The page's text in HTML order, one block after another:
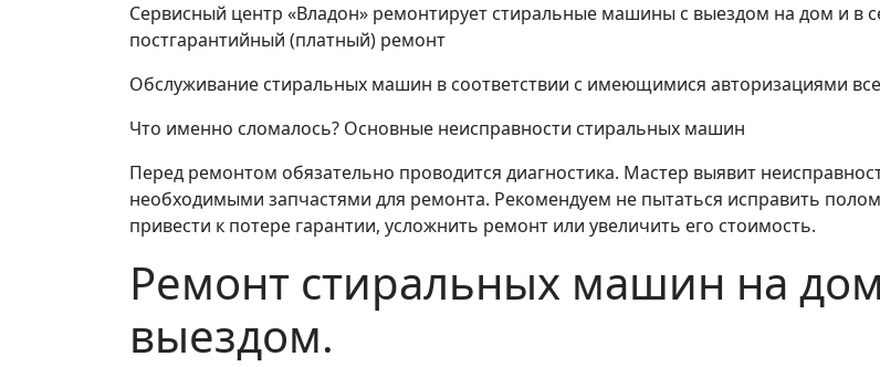
Сервисный центр «Владон» ремонтирует стиральные машины с выездом на дом и в
постгарантийный (платный) ремонт
Обслуживание стиральных машин в соответствии с имеющимися авторизациями
Что именно сломалось? Основные неисправности стиральных машин
Перед ремонтом обязательно проводится диагностика. Мастер выявит
необходимыми запчастями для ремонта. Рекомендуем не пытаться исправить
привести к потере гарантии, усложнить ремонт или увеличить его стоимость.
Ремонт стиральных машин на
выездом.